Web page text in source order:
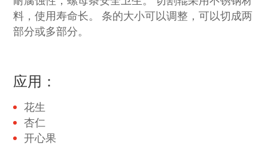
料，使用寿命长。 条的大小可以调整，可以切成两
部分或多部分。
应用：
花生
杏仁
开心果